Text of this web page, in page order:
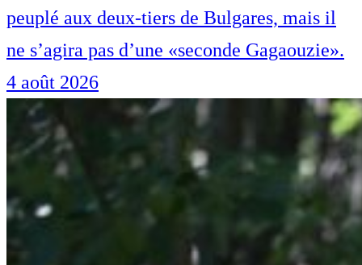
peuplé aux deux-tiers de Bulgares, mais il
ne s’agira pas d’une «seconde Gagaouzie».
4 août 2026